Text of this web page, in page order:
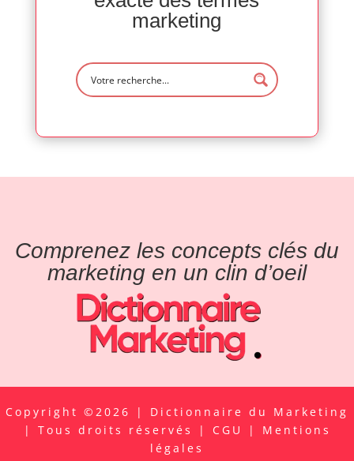
marketing
Comprenez les concepts clés du
marketing en un clin d’oeil
Copyright ©2026 | Dictionnaire du Marketing
| Tous droits réservés | CGU | Mentions
légales